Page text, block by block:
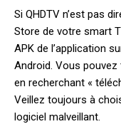
Si QHDTV n’est pas
Store de votre smart
APK de l’application
Android. Vous
en recherchant «
Veillez toujours à
logiciel malveillant.